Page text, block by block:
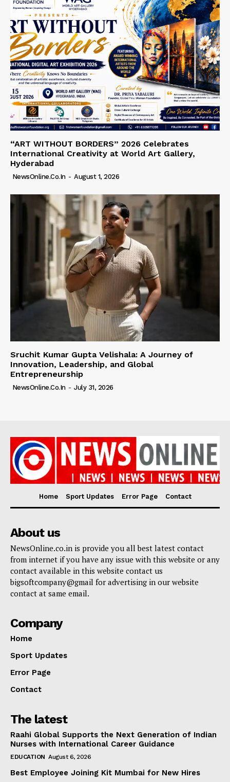
“ART WITHOUT BORDERS” 2026 Celebrates
International Creativity at World Art Gallery,
Hyderabad
NewsOnline.co.in - August 1, 2026
Sruchit Kumar Gupta Velishala: A Journey of
Innovation, Leadership, and Global
Entrepreneurship
NewsOnline.co.in - July 31, 2026
Home Sport Updates Error Page Contact
About us
NewsOnline.co.in is provide you all best latest contact
from internet if you have any issue with this website or any
contact available in this website contact us
bigsoftcompany@gmail for advertising in our website
contact at same email.
Company
Home
Sport Updates
Error Page
Contact
The latest
Raahi Global Supports the Next Generation of Indian
Nurses with International Career Guidance
EDUCATION August 6, 2026
Best Employee Joining Kit Mumbai for New Hires